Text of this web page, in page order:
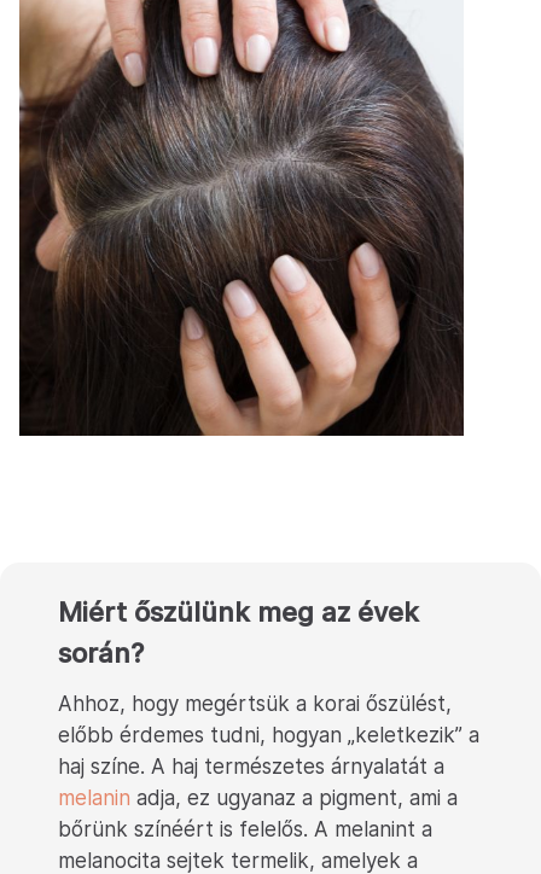
Miért őszülünk meg az évek
során?
Ahhoz, hogy megértsük a korai őszülést,
előbb érdemes tudni, hogyan „keletkezik” a
haj színe. A haj természetes árnyalatát a
melanin adja, ez ugyanaz a pigment, ami a
bőrünk színéért is felelős. A melanint a
melanocita sejtek termelik, amelyek a